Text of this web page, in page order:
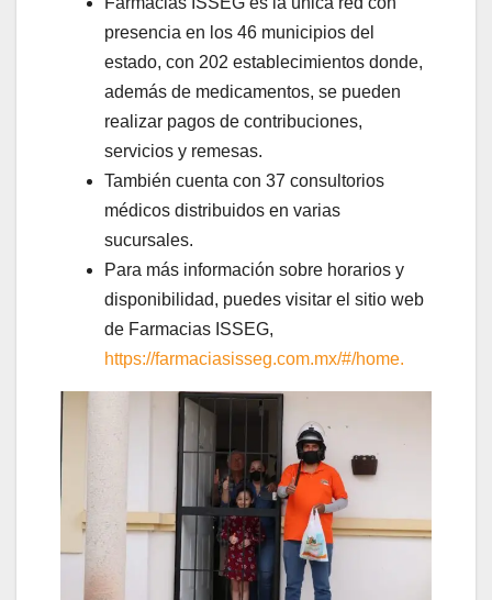
presencia en los 46 municipios del
estado, con 202 establecimientos donde,
además de medicamentos, se pueden
realizar pagos de contribuciones,
servicios y remesas.
También cuenta con 37 consultorios
médicos distribuidos en varias
sucursales.
Para más información sobre horarios y
disponibilidad, puedes visitar el sitio web
de Farmacias ISSEG,
https://farmaciasisseg.com.mx/#/home.